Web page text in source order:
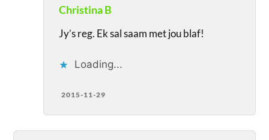
Christina B
Jy’s reg. Ek sal saam met jou blaf!
Loading...
2015-11-29